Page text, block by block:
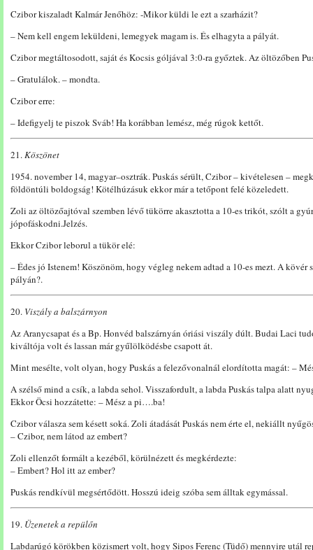
Czibor kiszaladt Kalmár Jenőhöz: -Mikor küldi le ezt a szarházit?
– Nem kell engem leküldeni, lemegyek magam is. És elhagyta a pályát.
Czibor megtáltosodott, saját és Kocsis góljával 3:0-ra győztek. Az öltözőben
– Gratulálok. – mondta.
Czibor erre:
– Idefigyelj te piszok Sváb! Ha korábban lemész, még rúgok kettőt.
21.Köszönet
1954. november 14, magyar–osztrák. Puskás sérült, Czibor – kivételesen –
földöntúli boldogság! Kötélhúzásuk ekkor már a tetőpont felé közeledett.
Zoli az öltözőajtóval szemben lévő tükörre akasztotta a 10-es trikót, szólt a
jópofáskodni.Jelzés.
Ekkor Czibor leborul a tükör elé:
– Édes jó Istenem! Köszönöm, hogy végleg nekem adtad a 10-es mezt. A kövér
pályán?.
20. Viszály a balszárnyon
Az Aranycsapat és a Bp. Honvéd balszárnyán óriási viszály dúlt. Budai Laci
kiváltója volt és lassan már gyűlölködésbe csapott át.
Mint mesélte, volt olyan, hogy Puskás a felezővonalnál elordította magát: –
A szélső mind a csík, a labda sehol. Visszafordult, a labda Puskás talpa alatt
Ekkor Öcsi hozzátette: – Mész a pi….ba!
Czibor válasza sem késett soká. Zoli átadását Puskás nem érte el, nekiállt
– Czibor, nem látod az embert?
Zoli ellenzőt formált a kezéből, körülnézett és megkérdezte:
– Embert? Hol itt az ember?
Puskás rendkívül megsértődött. Hosszú ideig szóba sem álltak egymással.
19. Üzenetek a repülőn
Labdarúgó körökben közismert volt, hogy Sipos Ferenc (Tüdő) mennyire utál